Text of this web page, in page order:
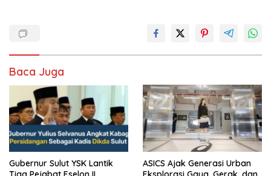
Baca Juga
Gubernur Sulut YSK Lantik
ASICS Ajak Generasi Urban